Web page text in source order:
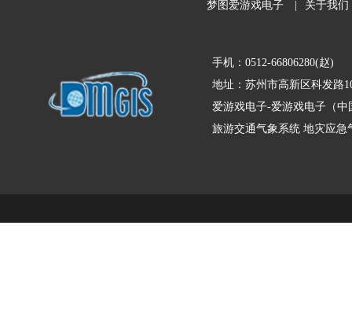
梦图爱游戏电子 关于我们
手机：0512-66806280(赵)
地址：苏州市高新区科发路
爱游戏电子-爱游戏电子（
旅游交通气象系统 地灾应急